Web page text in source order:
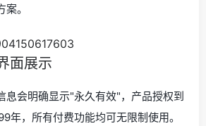
。
面展示
息会明确显示"永久有效"，产品授权到
年，所有付费功能均可无限制使用。